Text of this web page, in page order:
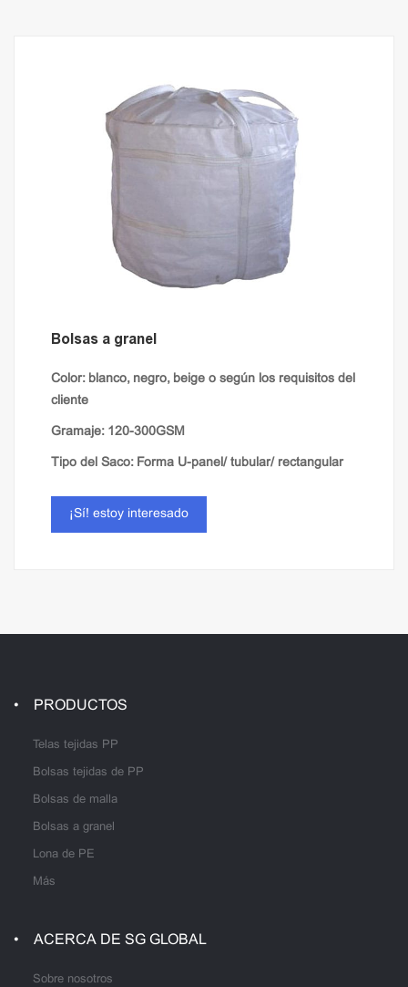
Bolsas a granel
Color: blanco, negro, beige o según los requisitos del
cliente
Gramaje: 120-300GSM
Tipo del Saco: Forma U-panel/ tubular/ rectangular
Tela: laminado / llanura / ventilación
¡Sí! estoy interesado
PRODUCTOS
Telas tejidas PP
Bolsas tejidas de PP
Bolsas de malla
Bolsas a granel
Lona de PE
Más
ACERCA DE SG GLOBAL
Sobre nosotros